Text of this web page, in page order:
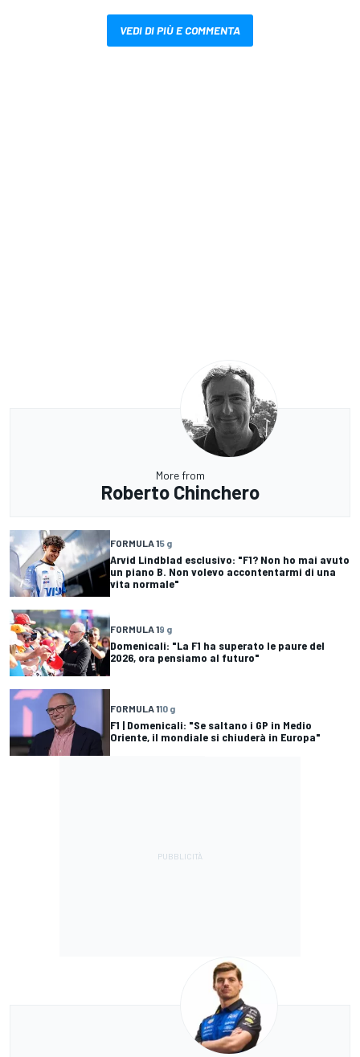
VEDI DI PIÙ E COMMENTA
More from
Roberto Chinchero
FORMULA 15 g
Arvid Lindblad esclusivo: "F1? Non ho mai avuto
un piano B. Non volevo accontentarmi di una
vita normale"
FORMULA 19 g
Domenicali: "La F1 ha superato le paure del
2026, ora pensiamo al futuro"
FORMULA 110 g
F1 | Domenicali: "Se saltano i GP in Medio
Oriente, il mondiale si chiuderà in Europa"